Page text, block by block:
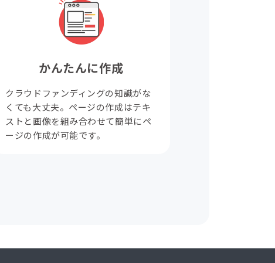
かんたんに作成
クラウドファンディングの知識がな
くても大丈夫。ページの作成はテキ
ストと画像を組み合わせて簡単にペ
ージの作成が可能です。